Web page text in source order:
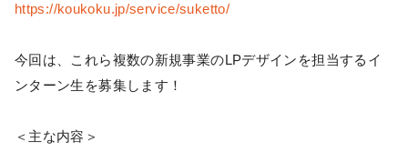
https://koukoku.jp/service/suketto/
今回は、これら複数の新規事業のLPデザインを担当するイ
ンターン生を募集します！
＜主な内容＞